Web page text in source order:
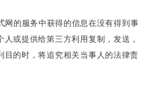
网的服务中获得的信息在没有得到事
人或提供给第三方利用复制，发送，
目的时，将追究相关当事人的法律责